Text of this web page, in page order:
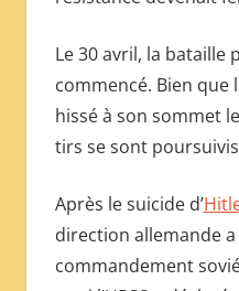
Le 30 avril, la bataille
commencé. Bien que
hissé à son sommet
tirs se sont
Après le suicide d’
direction allemande
commandement